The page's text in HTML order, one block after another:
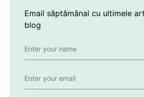
Email săptămânal cu ultimele
blog